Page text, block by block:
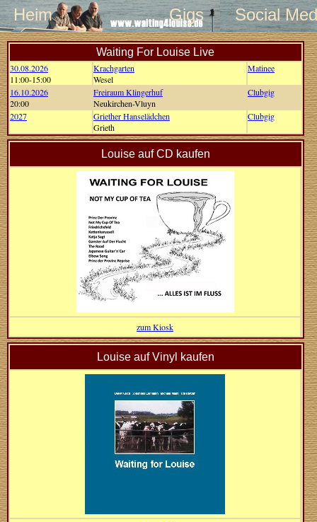
Heim Gigs Social
Waiting For Louise Live
30.08.2026
11:00-15:00
Krachgarten
Wesel
Matinee
16.10.2026
20:00
Freiraum Klingerhuf
Neukirchen-Vluyn
Clubgig
2027
Griether Hanselädchen
Grieth
Clubgig
Louise auf CD kaufen
zum Kiosk
Louise auf Vinyl kaufen